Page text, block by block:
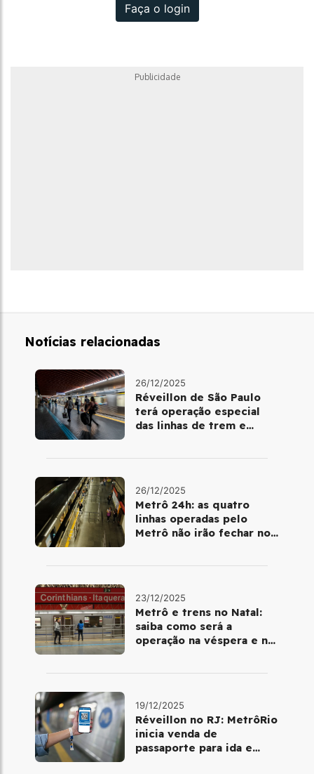
Faça o login
Publicidade
Notícias relacionadas
26/12/2025
Réveillon de São Paulo
terá operação especial
das linhas de trem e
26/12/2025
Metrô 24h: as quatro
linhas operadas pelo
Metrô não irão fechar no
23/12/2025
Metrô e trens no Natal:
saiba como será a
operação na véspera e no
19/12/2025
Réveillon no RJ: MetrôRio
inicia venda de
passaporte para ida e